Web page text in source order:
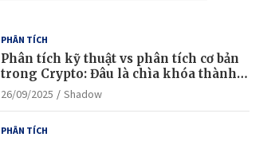
PHÂN TÍCH
Phân tích kỹ thuật vs phân tích cơ bản
trong Crypto: Đâu là chìa khóa thành
công?
26/09/2025 Shadow
PHÂN TÍCH